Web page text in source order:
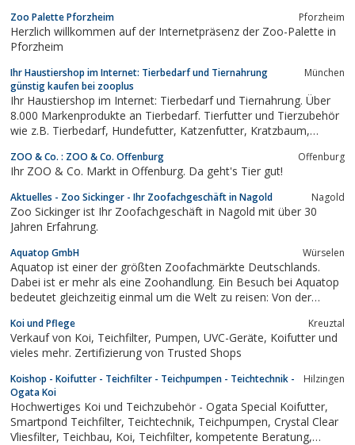
Zoo Palette Pforzheim Pforzheim
Herzlich willkommen auf der Internetpräsenz der Zoo-Palette in
Pforzheim
Ihr Haustiershop im Internet: Tierbedarf und Tiernahrung
günstig kaufen bei zooplus
München
Ihr Haustiershop im Internet: Tierbedarf und Tiernahrung. Über
8.000 Markenprodukte an Tierbedarf. Tierfutter und Tierzubehör
wie z.B. Tierbedarf, Hundefutter, Katzenfutter, Kratzbaum,
ZOO & Co. : ZOO & Co. Offenburg Offenburg
Ihr ZOO & Co. Markt in Offenburg. Da geht's Tier gut!
Aktuelles - Zoo Sickinger - Ihr Zoofachgeschäft in Nagold Nagold
Zoo Sickinger ist Ihr Zoofachgeschäft in Nagold mit über 30
Jahren Erfahrung.
Aquatop GmbH Würselen
Aquatop ist einer der größten Zoofachmärkte Deutschlands.
Dabei ist er mehr als eine Zoohandlung. Ein Besuch bei Aquatop
bedeutet gleichzeitig einmal um die Welt zu reisen: Von der
Eine Vielzahl an Nagern, Terrarientieren, Vögeln und
Unterwasserbewohner warten darauf...
Koi und Pflege Kreuztal
Verkauf von Koi, Teichfilter, Pumpen, UVC-Geräte, Koifutter und
vieles mehr. Zertifizierung von Trusted Shops
Koishop - Koifutter - Teichfilter - Teichpumpen - Teichtechnik -
Ogata Koi
Hilzingen
Hochwertiges Koi und Teichzubehör - Ogata Special Koifutter,
Smartpond Teichfilter, Teichtechnik, Teichpumpen, Crystal Clear
Vliesfilter, Teichbau, Koi, Teichfilter, kompetente Beratung,